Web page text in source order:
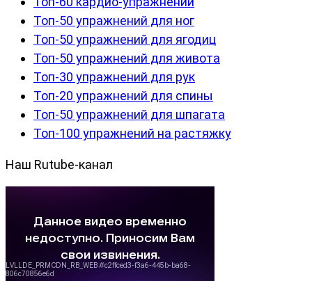
Топ-50 упражнений для ног
Топ-50 упражнений для ягодиц
Топ-50 упражнений для живота
Топ-30 упражнений для рук
Топ-20 упражнений для спины
Топ-50 упражнений для шпагата
Топ-100 упражнений на растяжку
Наш Rutube-канал